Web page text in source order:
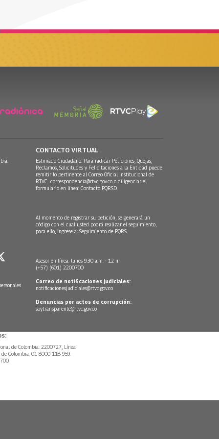
CONTACTO VIRTUAL
Estimado Ciudadano: Para radicar Peticiones, Quejas,
Reclamos, Solicitudes y Felicitaciones a la Entidad puede
remitir lo pertinente al Correo Oficial Institucional de
RTVC correspondencia@rtvc.gov.co o diligenciar el
formulario en línea: Contacto PQRSD.
Al momento de registrar su petición, se generará un
código con el cual usted podrá realizar el seguimiento,
para ello, ingrese a: Seguimiento de PQRS
Asesor en línea: lunes 9:30 a.m. - 12 m
(+57) (601) 2200700
Correo de notificaciones judiciales:
notificacionesjudiciales@rtvc.gov.co
Denuncias por actos de corrupción:
soytransparente@rtvc.gov.co
de Colombia: 2200727, Línea
Colombia: 01 8000 118 959.